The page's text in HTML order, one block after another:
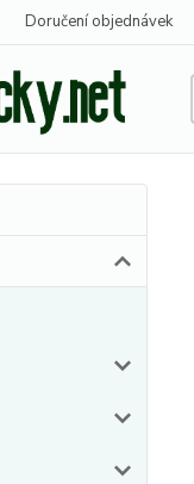
Doručení objednávek